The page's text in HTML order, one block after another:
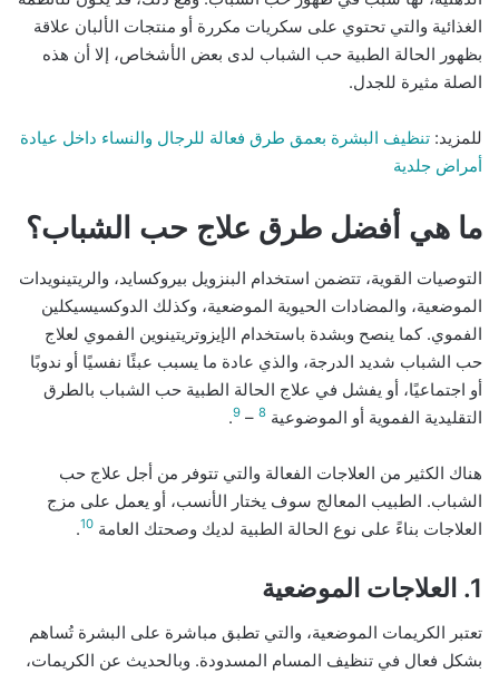
الغذائية والتي تحتوي على سكريات مكررة أو منتجات الألبان علاقة
بظهور الحالة الطبية حب الشباب لدى بعض الأشخاص، إلا أن هذه
الصلة مثيرة للجدل.
للمزيد: تنظيف البشرة بعمق طرق فعالة للرجال والنساء داخل عيادة
أمراض جلدية
ما هي أفضل طرق علاج حب الشباب؟
التوصيات القوية، تتضمن استخدام البنزويل بيروكسايد، والريتينويدات
الموضعية، والمضادات الحيوية الموضعية، وكذلك الدوكسيسيكلين
الفموي. كما ينصح وبشدة باستخدام الإيزوتريتينوين الفموي لعلاج
حب الشباب شديد الدرجة، والذي عادة ما يسبب عبئًا نفسيًا أو ندوبًا
أو اجتماعيًا، أو يفشل في علاج الحالة الطبية حب الشباب بالطرق
التقليدية الفموية أو الموضوعية 8
–
9
.
هناك الكثير من العلاجات الفعالة والتي تتوفر من أجل علاج حب
الشباب. الطبيب المعالج سوف يختار الأنسب، أو يعمل على مزج
العلاجات بناءً على نوع الحالة الطبية لديك وصحتك العامة 10
.
1. العلاجات الموضعية
تعتبر الكريمات الموضعية، والتي تطبق مباشرة على البشرة تُساهم
بشكل فعال في تنظيف المسام المسدودة. وبالحديث عن الكريمات،